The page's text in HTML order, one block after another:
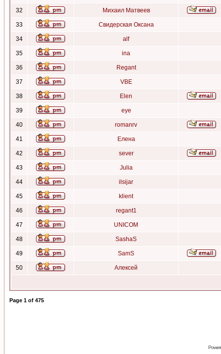
32 Михаил Матвеев
33 Свидерская Оксана
34 alf
35 ina
36 Regant
37 VBE
38 Elen
39 eye
40 romanrv
41 Елена
42 sever
43 Julia
44 ilsijar
45 klient
46 regant1
47 UNICOM
48 SashaS
49 SamS
50 Алексей
Page 1 of 475